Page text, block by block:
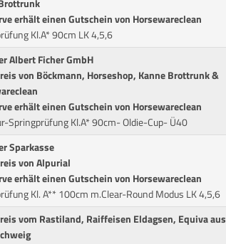
erhält einen Gutschein von Horsewareclean
Kl.A* 90cm LK 4,5,6
Albert Ficher GmbH
von Böckmann, Horseshop, Kanne Brottrunk &
erhält einen Gutschein von Horsewareclean
Springprüfung Kl.A* 90cm- Oldie-Cup- Ü40
Sparkasse
von Alpurial
erhält einen Gutschein von Horsewareclean
Kl. A** 100cm m.Clear-Round Modus LK 4,5,6
vom Rastiland, Raiffeisen Eldagsen, Equiva aus